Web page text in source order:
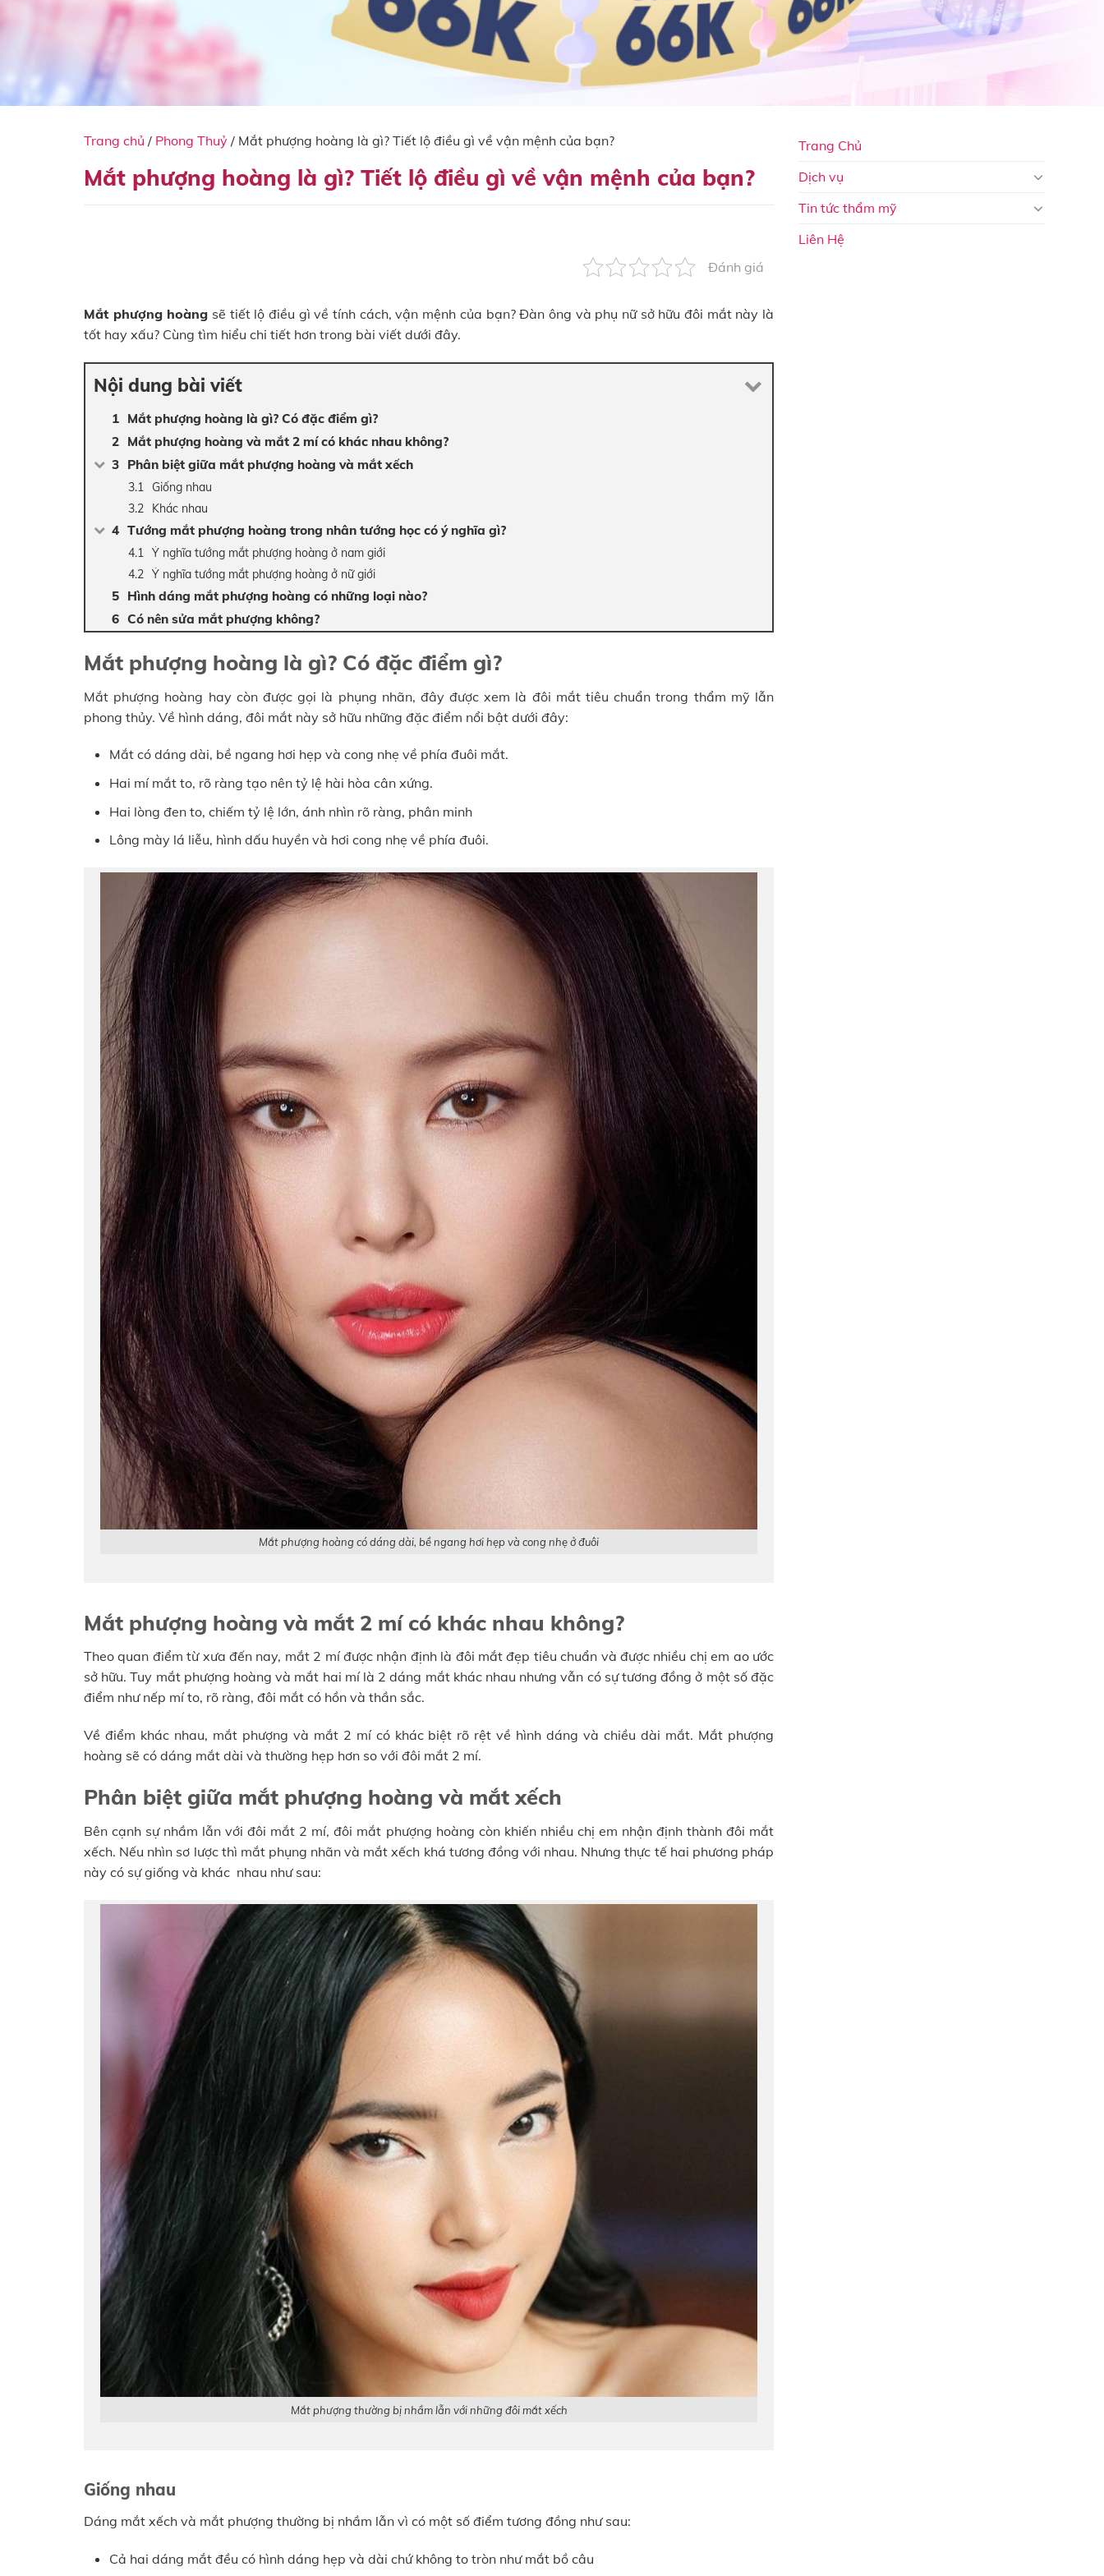
Trang chủ / Phong Thuỷ / Mắt phượng hoàng là gì? Tiết lộ điều gì về vận mệnh của bạn?
Mắt phượng hoàng là gì? Tiết lộ điều gì về vận mệnh của bạn?
Đánh giá
Mắt phượng hoàng sẽ tiết lộ điều gì về tính cách, vận mệnh của bạn? Đàn ông và phụ nữ sở hữu đôi mắt này là
tốt hay xấu? Cùng tìm hiểu chi tiết hơn trong bài viết dưới đây.
Nội dung bài viết
Mắt phượng hoàng là gì? Có đặc điểm gì?
Mắt phượng hoàng và mắt 2 mí có khác nhau không?
Phân biệt giữa mắt phượng hoàng và mắt xếch
Giống nhau
Khác nhau
Tướng mắt phượng hoàng trong nhân tướng học có ý nghĩa gì?
Ý nghĩa tướng mắt phượng hoàng ở nam giới
Ý nghĩa tướng mắt phượng hoàng ở nữ giới
Hình dáng mắt phượng hoàng có những loại nào?
Có nên sửa mắt phượng không?
Mắt phượng hoàng là gì? Có đặc điểm gì?
Mắt phượng hoàng hay còn được gọi là phụng nhãn, đây được xem là đôi mắt tiêu chuẩn trong thẩm mỹ lẫn
phong thủy. Về hình dáng, đôi mắt này sở hữu những đặc điểm nổi bật dưới đây:
Mắt có dáng dài, bề ngang hơi hẹp và cong nhẹ về phía đuôi mắt.
Hai mí mắt to, rõ ràng tạo nên tỷ lệ hài hòa cân xứng.
Hai lòng đen to, chiếm tỷ lệ lớn, ánh nhìn rõ ràng, phân minh
Lông mày lá liễu, hình dấu huyền và hơi cong nhẹ về phía đuôi.
Mắt phượng hoàng có dáng dài, bề ngang hơi hẹp và cong nhẹ ở đuôi
Mắt phượng hoàng và mắt 2 mí có khác nhau không?
Theo quan điểm từ xưa đến nay, mắt 2 mí được nhận định là đôi mắt đẹp tiêu chuẩn và được nhiều chị em ao ước
sở hữu. Tuy mắt phượng hoàng và mắt hai mí là 2 dáng mắt khác nhau nhưng vẫn có sự tương đồng ở một số đặc
điểm như nếp mí to, rõ ràng, đôi mắt có hồn và thần sắc.
Về điểm khác nhau, mắt phượng và mắt 2 mí có khác biệt rõ rệt về hình dáng và chiều dài mắt. Mắt phượng
hoàng sẽ có dáng mắt dài và thường hẹp hơn so với đôi mắt 2 mí.
Phân biệt giữa mắt phượng hoàng và mắt xếch
Bên cạnh sự nhầm lẫn với đôi mắt 2 mí, đôi mắt phượng hoàng còn khiến nhiều chị em nhận định thành đôi mắt
xếch. Nếu nhìn sơ lược thì mắt phụng nhãn và mắt xếch khá tương đồng với nhau. Nhưng thực tế hai phương pháp
này có sự giống và khác nhau như sau:
Mắt phượng thường bị nhầm lẫn với những đôi mắt xếch
Giống nhau
Dáng mắt xếch và mắt phượng thường bị nhầm lẫn vì có một số điểm tương đồng như sau:
Cả hai dáng mắt đều có hình dáng hẹp và dài chứ không to tròn như mắt bồ câu
Trang Chủ
Dịch vụ
Tin tức thẩm mỹ
Liên Hệ